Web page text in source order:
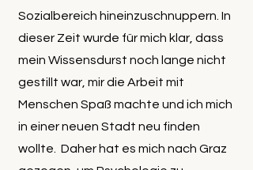
Sozialbereich hineinzuschnuppern. In
dieser Zeit wurde für mich klar, dass
mein Wissensdurst noch lange nicht
gestillt war, mir die Arbeit mit
Menschen Spaß machte und ich mich
in einer neuen Stadt neu finden
wollte. Daher hat es mich nach Graz